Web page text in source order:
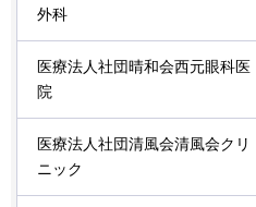
外科
医療法人社団晴和会西元眼科医
院
医療法人社団清風会清風会クリ
ニック